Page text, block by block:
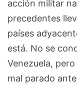
acción militar
precedentes
países
está. No se
Venezuela,
mal parado